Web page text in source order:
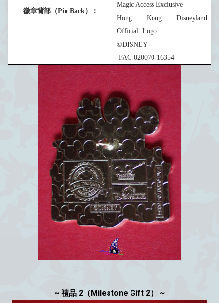
徽章背部（Pin Back）：
Magic Access Exclusive
Hong Kong Disneyland
Official Logo
©DISNEY
FAC-020070-16354
~ 禮品 2（Milestone Gift 2） ~